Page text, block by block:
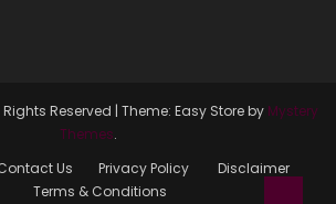
Reserved | Theme: Easy Store by Mystery
Themes.
Us Privacy Policy
Disclaimer
Terms & Conditions